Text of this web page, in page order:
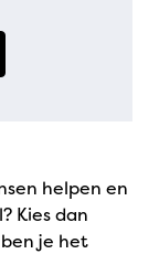
helpen en
Kies dan
je het